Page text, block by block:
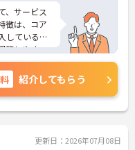
、サービス
徴は、コア
している点
整しやす
とができま
実現して
度（医療費
福利厚生が
ばサ責未経
の再雇用制
紹介してもらう
更新日：2026年07月08日